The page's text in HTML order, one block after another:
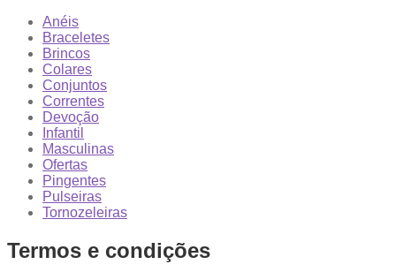
Anéis
Braceletes
Brincos
Colares
Conjuntos
Correntes
Devoção
Infantil
Masculinas
Ofertas
Pingentes
Pulseiras
Tornozeleiras
Termos e condições